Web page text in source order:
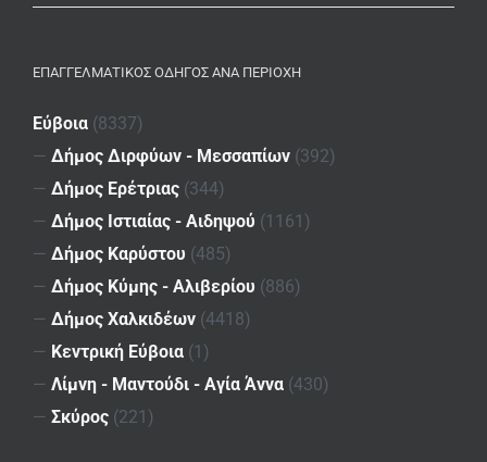
ΕΠΑΓΓΕΛΜΑΤΙΚΌΣ ΟΔΗΓΌΣ ΑΝΆ ΠΕΡΙΟΧΉ
Εύβοια (8337)
— Δήμος Διρφύων - Μεσσαπίων (392)
— Δήμος Ερέτριας (344)
— Δήμος Ιστιαίας - Αιδηψού (1161)
— Δήμος Καρύστου (485)
— Δήμος Κύμης - Αλιβερίου (886)
— Δήμος Χαλκιδέων (4418)
— Κεντρική Εύβοια (1)
— Λίμνη - Μαντούδι - Αγία Άννα (430)
— Σκύρος (221)